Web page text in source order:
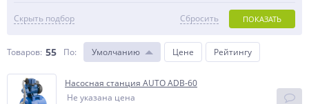
Скрыть подбор ПОКАЗАТЬ
Сбросить
Товаров: 55 По: Умолчанию Цене Рейтингу
Насосная станция AUTO ADB-60
Не указана цена